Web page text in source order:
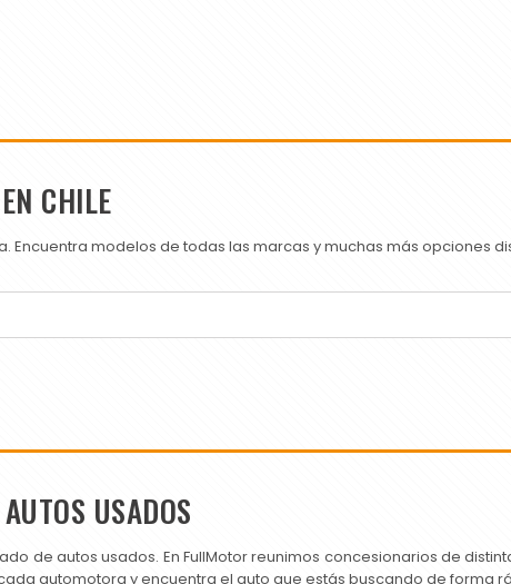
CHILE
Encuentra modelos de todas las marcas y muchas más opciones
USADOS
de autos usados. En FullMotor reunimos concesionarios de
automotora y encuentra el auto que estás buscando de forma